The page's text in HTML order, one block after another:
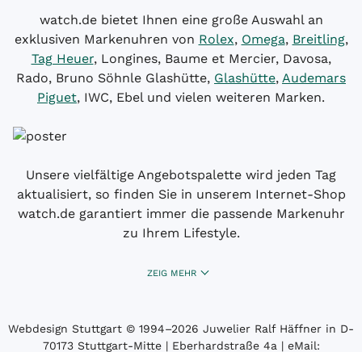
watch.de bietet Ihnen eine große Auswahl an
exklusiven Markenuhren von Rolex, Omega, Breitling,
Tag Heuer, Longines, Baume et Mercier, Davosa,
Rado, Bruno Söhnle Glashütte, Glashütte, Audemars
Piguet, IWC, Ebel und vielen weiteren Marken.
Unsere vielfältige Angebotspalette wird jeden Tag
aktualisiert, so finden Sie in unserem Internet-Shop
watch.de garantiert immer die passende Markenuhr
zu Ihrem Lifestyle.
ZEIG MEHR
Webdesign Stuttgart © 1994­–2026 Juwelier Ralf Häffner in D-
70173 Stuttgart-Mitte | Eberhardstraße 4a | eMail: